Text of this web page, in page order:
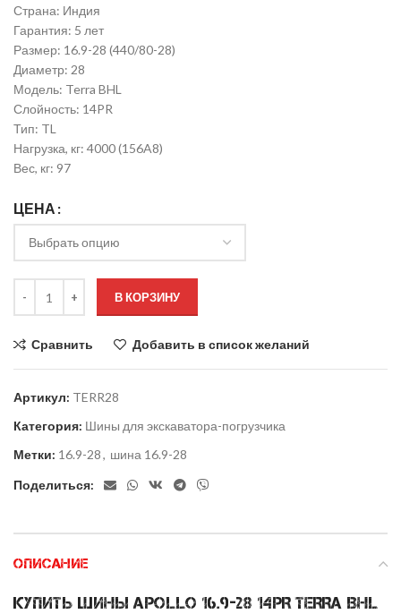
Страна: Индия
Гарантия: 5 лет
Размер: 16.9-28 (440/80-28)
Диаметр: 28
Модель: Terra BHL
Слойность: 14PR
Тип: TL
Нагрузка, кг: 4000 (156A8)
Вес, кг: 97
ЦЕНА
В КОРЗИНУ
Сравнить Добавить в список желаний
Артикул: TERR28
Категория: Шины для экскаватора-погрузчика
Метки: 16.9-28, шина 16.9-28
Поделиться:
ОПИСАНИЕ
Купить шины Apollo 16.9-28 14PR TERRA BHL